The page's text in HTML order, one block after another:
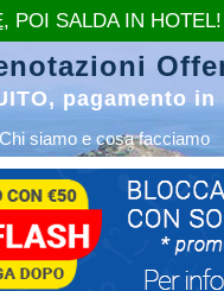
pagamento
Chi siamo e cosa facciamo
, POI SALDA IN